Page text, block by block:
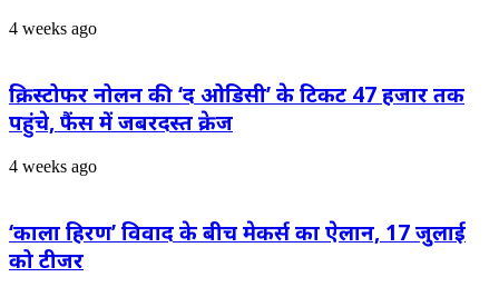
4 weeks ago
क्रिस्टोफर नोलन की ‘द ओडिसी’ के टिकट 47 हजार तक
पहुंचे, फैंस में जबरदस्त क्रेज
4 weeks ago
‘काला हिरण’ विवाद के बीच मेकर्स का ऐलान, 17 जुलाई
को टीजर